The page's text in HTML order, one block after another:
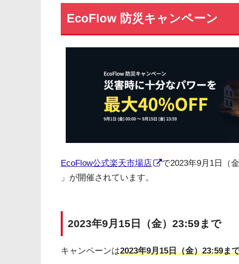
EcoFlow 防災キャンペーン
EcoFlow公式楽天市場店 で2023年9月1日（
」が開催されています。
2023年9月15日（金）23:59まで
キャンペーンは2023年9月15日（金）23:59ま